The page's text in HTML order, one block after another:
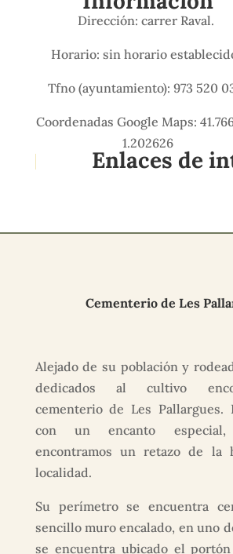
Dirección: carrer Raval.
Horario: sin horario
Tfno (ayuntamiento): 973 520
Coordenadas Google Maps:
1.202626
Enlaces de
Cementerio de Les
Alejado de su población y
dedicados al cultivo
cementerio de Les Pallargues.
con un encanto
encontramos un retazo de la
localidad.
Su perímetro se encuentra
sencillo muro encalado, en uno
se encuentra ubicado el